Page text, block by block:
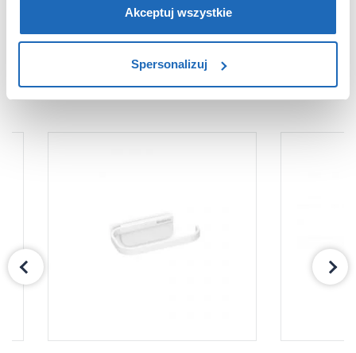
wymagane pliki cookie”.Pamiętaj jednak, że
zablokowane niektóre pliki cookie mogą mieć wpływ na
Akceptuj wszystkie
Spersonalizuj